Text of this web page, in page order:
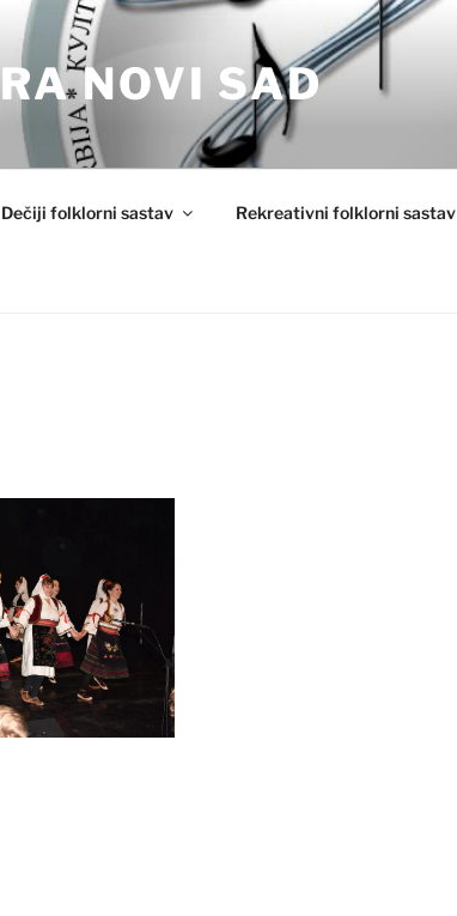
NOVI SAD
Dečiji folklorni sastav Rekreativni folklorni sastav